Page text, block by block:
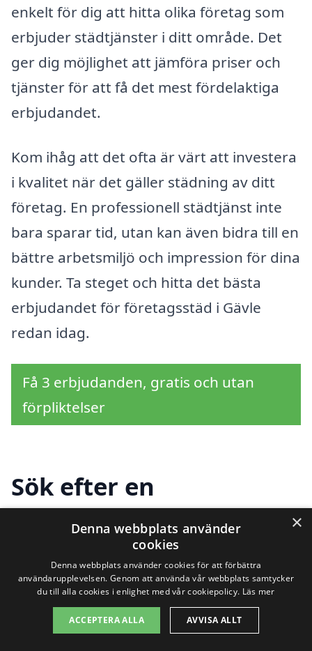
enkelt för dig att hitta olika företag som
erbjuder städtjänster i ditt område. Det
ger dig möjlighet att jämföra priser och
tjänster för att få det mest fördelaktiga
erbjudandet.
Kom ihåg att det ofta är värt att investera
i kvalitet när det gäller städning av ditt
företag. En professionell städtjänst inte
bara sparar tid, utan kan även bidra till en
bättre arbetsmiljö och impression för dina
kunder. Ta steget och hitta det bästa
erbjudandet för företagsstäd i Gävle
redan idag.
Få 3 erbjudanden, gratis och utan
förpliktelser
Sök efter en
professionell för
företagsstäd i andra
städer nära Gävle
Att hitta rätt företag för företagsstäd i
×
Denna webbplats använder
cookies
Denna webbplats använder cookies för att förbättra
användarupplevelsen. Genom att använda vår webbplats samtycker
du till alla cookies i enlighet med vår cookiepolicy. Läs mer
ACCEPTERA ALLA AVVISA ALLT